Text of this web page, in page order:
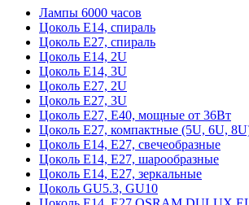
Лампы 6000 часов
Цоколь Е14, спираль
Цоколь Е27, спираль
Цоколь Е14, 2U
Цоколь Е14, 3U
Цоколь Е27, 2U
Цоколь Е27, 3U
Цоколь Е27, Е40, мощные от 36Вт
Цоколь Е27, компактные (5U, 6U,
Цоколь Е14, Е27, свечеобразные
Цоколь Е14, Е27, шарообразные
Цоколь Е14, Е27, зеркальные
Цоколь GU5.3, GU10